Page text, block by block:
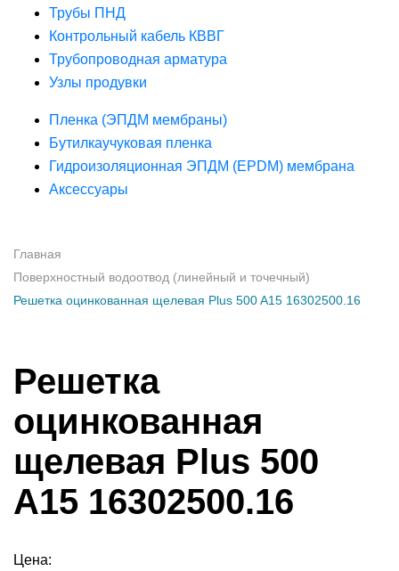
Трубы ПНД
Контрольный кабель КВВГ
Трубопроводная арматура
Узлы продувки
Пленка (ЭПДМ мембраны)
Бутилкаучуковая пленка
Гидроизоляционная ЭПДМ (EPDM) мембрана
Аксессуары
Главная
Поверхностный водоотвод (линейный и точечный)
Решетка оцинкованная щелевая Plus 500 A15 16302500.16
Решетка
оцинкованная
щелевая Plus 500
A15 16302500.16
Цена: